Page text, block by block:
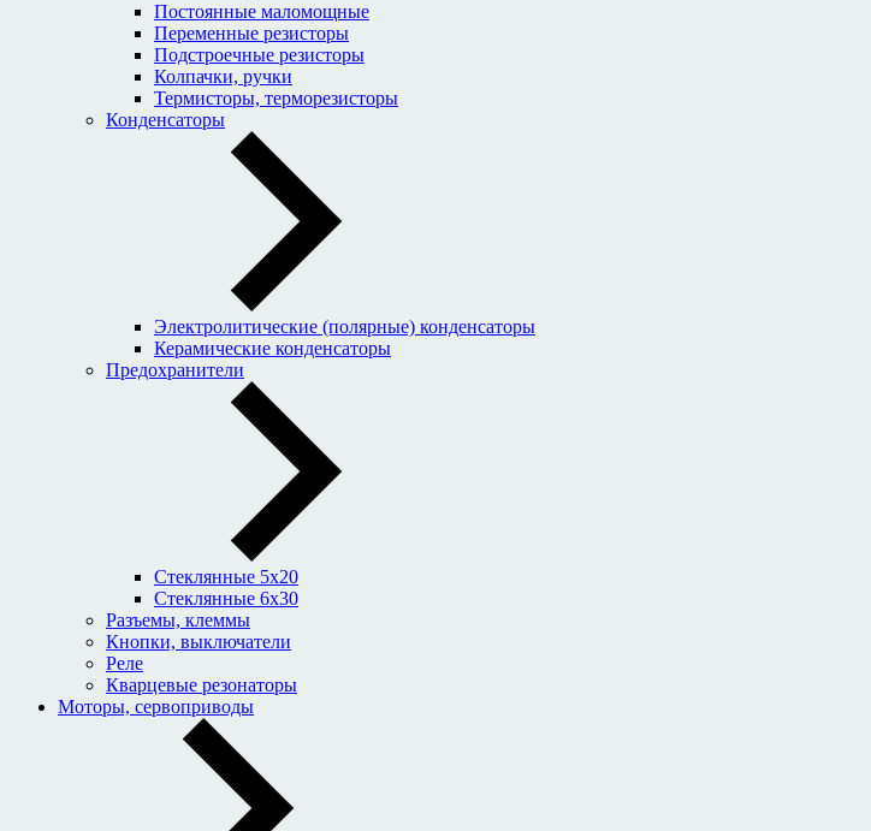
Постоянные маломощные
Переменные резисторы
Подстроечные резисторы
Колпачки, ручки
Термисторы, терморезисторы
Конденсаторы
Электролитические (полярные) конденсаторы
Керамические конденсаторы
Предохранители
Стеклянные 5x20
Стеклянные 6x30
Разъемы, клеммы
Кнопки, выключатели
Реле
Кварцевые резонаторы
Моторы, сервоприводы